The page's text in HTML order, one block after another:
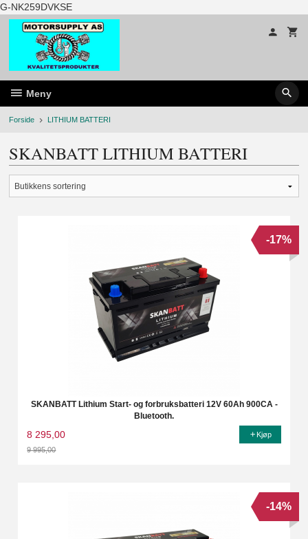
G-NK259DVKSEGå
til
innholdet
Meny
Forside LITHIUM BATTERI
SKANBATT LITHIUM BATTERI
SKANBATT Lithium Start- og forbruksbatteri 12V 60Ah 900CA -
Bluetooth.
8 295,00
9 995,00
-17%
Kjøp
-14%